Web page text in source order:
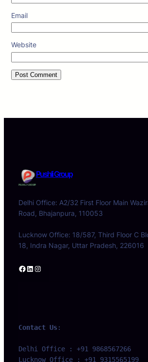
Email
Website
Pushli Group
Delhi Office: A2/32 First Floor Main
Road, Bhajanpura, 110053
Lucknow Office: 18/587, Third Floor C
18, Indra Nagar, Uttar Pradesh, 226016
Facebook LinkedIn Instagram
Contact Us:
Delhi Office : +91 9868567266
Lucknow Office : +91 9315565199